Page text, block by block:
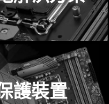
護裝置